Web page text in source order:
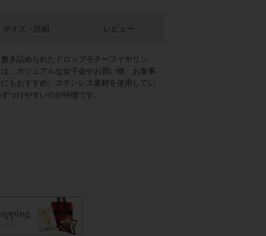
き詰められたドロップモチーフイヤリン
、カジュアルな女子会やお買い物、お食事
もおすすめ。ステンレス素材を使用してい
つけやすいのが特徴です。
サイズ・詳細 レビュー